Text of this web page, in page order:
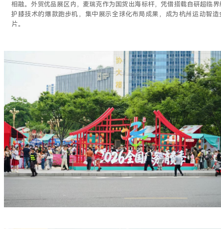
相融。外贸优品展区内，麦瑞克作为国货出海标杆，凭借搭载自研超临界
护膝技术的爆款跑步机，集中展示全球化布局成果，成为杭州运动智造
片。